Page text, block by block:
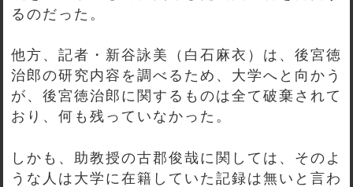
るのだった。
他方、記者・新谷詠美（白石麻衣）は、後宮徳
治郎の研究内容を調べるため、大学へと向かう
が、後宮徳治郎に関するものは全て破棄されて
おり、何も残っていなかった。
しかも、助教授の古郡俊哉に関しては、そのよ
うな人は大学に在籍していた記録は無いと言わ